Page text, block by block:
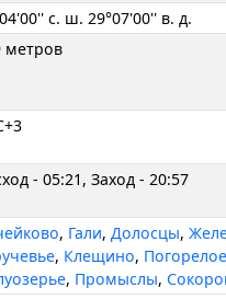
с. ш. 29°07'00'' в. д.
метров
- 05:21, Заход - 20:57
, Гали,Долосцы,
, Клещино, Погорелое
, Промыслы,